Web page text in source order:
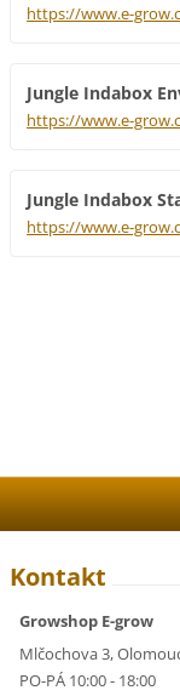
https://www.e-
Jungle Indabox
https://www.e-
Jungle Indabox
https://www.e-
Kontakt
Growshop E-grow
Mlčochova 3,
PO-PÁ 10:00 - 18:00